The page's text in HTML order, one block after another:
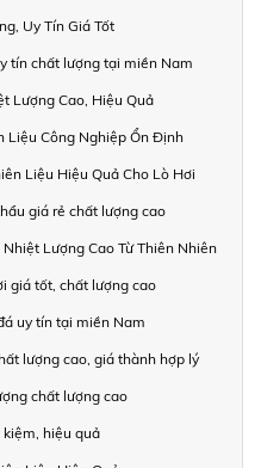
Uy Tín Giá Tốt
tín chất lượng tại miền Nam
Lượng Cao, Hiệu Quả
Liệu Công Nghiệp Ổn Định
Liệu Hiệu Quả Cho Lò Hơi
giá rẻ chất lượng cao
Lượng Cao Từ Thiên Nhiên
giá tốt, chất lượng cao
uy tín tại miền Nam
lượng cao, giá thành hợp lý
chất lượng cao
hiệu quả